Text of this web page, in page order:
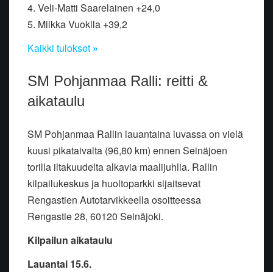
4. Veli-Matti Saarelainen +24,0
5. Miikka Vuokila +39,2
Kaikki tulokset »
SM Pohjanmaa Ralli: reitti &
aikataulu
SM Pohjanmaa Rallin lauantaina luvassa on vielä
kuusi pikataivalta (96,80 km) ennen Seinäjoen
torilla iltakuudelta alkavia maalijuhlia. Rallin
kilpailukeskus ja huoltoparkki sijaitsevat
Rengastien Autotarvikkeella osoitteessa
Rengastie 28, 60120 Seinäjoki.
Kilpailun aikataulu
Lauantai 15.6.